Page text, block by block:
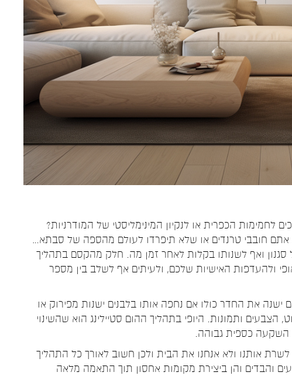
הכפרית או לנקיון המינימליסטי של המודרניות?
אתם חובבי טרנדים או שלא תיפרדו לעולם מהספה של סבתא…
סגנון ואף לשנותו בקלות לאחר זמן מה. חלק מהקסם בתהליך
ולהעדפות האישיות שלכם, ולעיתים אף לשלב בין מספר
ישנה את החדר כולו אם נחפה אותו בלבנים ישנות מפירוק או
ותמונות. היופי בתהליך ההום סטיילינג הוא שהשינוי
השקעה כספית גבוהה.
אותנו ולא אנחנו את הבית ולכן חשוב לאורך כל התהליך
והבדים והן ביצירת מקומות אחסון תוך התאמה מלאה